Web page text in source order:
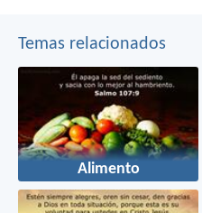
Temas relacionados
Alimento